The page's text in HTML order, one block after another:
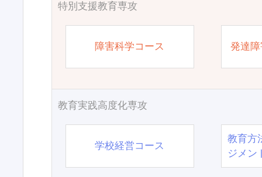
特別支援教育専攻
障害科学コース 発達
教育実践高度化専攻
学校経営コース
教育方
ジメン